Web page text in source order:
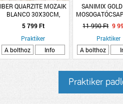
IBER QUARZITE MOZAIK
BLANCO 30X30CM,
KŐPORCELÁN, MATT
5 799 Ft
Praktiker
A bolthoz
Info
SANIMIX
11 990 Ft 9
Praktiker
A bolthoz
Praktiker